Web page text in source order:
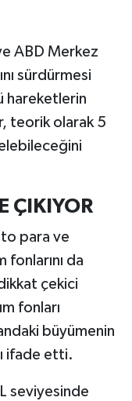
ABD Merkez
sürdürmesi
hareketlerin
teorik olarak 5
ÇIKIYOR
para ve
fonlarını da
çekici
fonları
büyümenin
ifade etti.
seviyesinde